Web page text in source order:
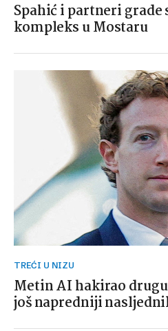
Spahić i partneri
kompleks u Mostaru
TREĆI U NIZU
Metin AI hakirao
još napredniji